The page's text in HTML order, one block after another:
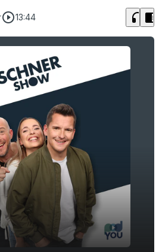
play_circle_outline13:44 headphones chrome_reader_mode